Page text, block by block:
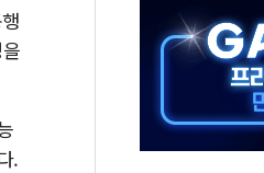
…고래·ETF 매수에도 고유가·금리
.